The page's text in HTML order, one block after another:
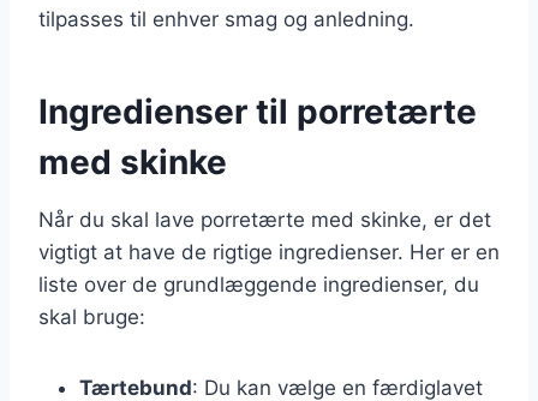
tilpasses til enhver smag og anledning.
Ingredienser til porretærte
med skinke
Når du skal lave porretærte med skinke, er det
vigtigt at have de rigtige ingredienser. Her er en
liste over de grundlæggende ingredienser, du
skal bruge:
Tærtebund: Du kan vælge en færdiglavet